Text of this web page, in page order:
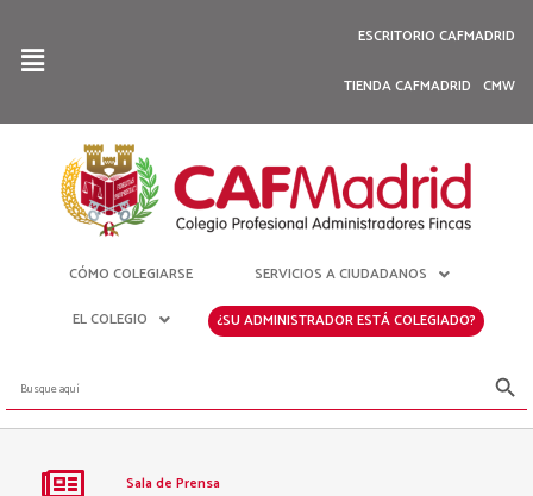
ESCRITORIO CAFMADRID
TIENDA CAFMADRID CMW
CÓMO COLEGIARSE
SERVICIOS A CIUDADANOS
EL COLEGIO
¿SU ADMINISTRADOR ESTÁ COLEGIADO?
Sala de Prensa